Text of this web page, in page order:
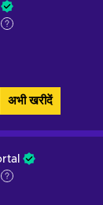
अभी खरीदें